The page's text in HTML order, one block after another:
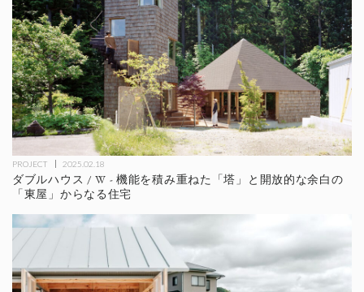
PROJECT 2025.02.18
ダブルハウス / W - 機能を積み重ねた「塔」と開放的な余白の
「東屋」からなる住宅